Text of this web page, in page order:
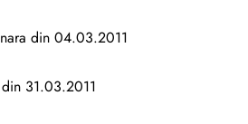
din 04.03.2011
31.03.2011